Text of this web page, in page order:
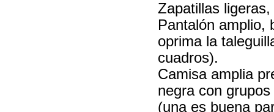
Zapatillas
Pantalón amplio,
oprima la
cuadros).
Camisa amplia
negra con
(una es buena